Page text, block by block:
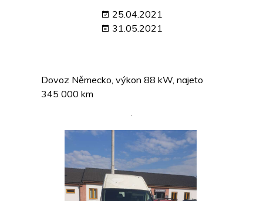
25.04.2021
31.05.2021
Dovoz Německo, výkon 88 kW, najeto
345 000 km